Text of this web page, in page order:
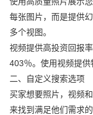
每张图片，而是提供
多个视图。
视频提供高投资回报
403％。使用视频提供
二、自定义搜索选项
买家想要照片，视频
来找到满足他们需求